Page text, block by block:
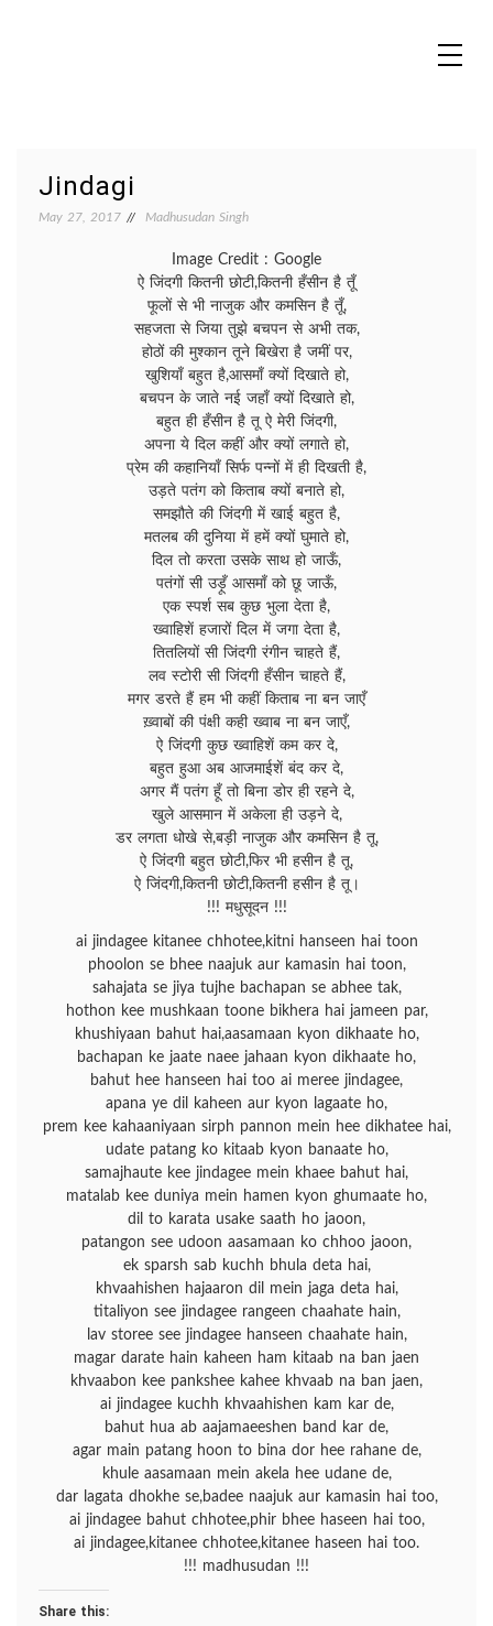
Jindagi
May 27, 2017 Madhusudan Singh
Image Credit : Google
ऐ जिंदगी कितनी छोटी,कितनी हँसीन है तूँ
फूलों से भी नाजुक और कमसिन है तूँ,
सहजता से जिया तुझे बचपन से अभी तक,
होठों की मुश्कान तूने बिखेरा है जमीं पर,
खुशियाँ बहुत है,आसमाँ क्यों दिखाते हो,
बचपन के जाते नई जहाँ क्यों दिखाते हो,
बहुत ही हँसीन है तू ऐ मेरी जिंदगी,
अपना ये दिल कहीं और क्यों लगाते हो,
प्रेम की कहानियाँ सिर्फ पन्नों में ही दिखती है,
उड़ते पतंग को किताब क्यों बनाते हो,
समझौते की जिंदगी में खाई बहुत है,
मतलब की दुनिया में हमें क्यों घुमाते हो,
दिल तो करता उसके साथ हो जाऊँ,
पतंगों सी उड़ूँ आसमाँ को छू जाऊँ,
एक स्पर्श सब कुछ भुला देता है,
ख्वाहिशें हजारों दिल में जगा देता है,
तितलियों सी जिंदगी रंगीन चाहते हैं,
लव स्टोरी सी जिंदगी हँसीन चाहते हैं,
मगर डरते हैं हम भी कहीं किताब ना बन जाएँ
ख़्वाबों की पंक्षी कही ख्वाब ना बन जाएँ,
ऐ जिंदगी कुछ ख्वाहिशें कम कर दे,
बहुत हुआ अब आजमाईशें बंद कर दे,
अगर मैं पतंग हूँ तो बिना डोर ही रहने दे,
खुले आसमान में अकेला ही उड़ने दे,
डर लगता धोखे से,बड़ी नाजुक और कमसिन है तू,
ऐ जिंदगी बहुत छोटी,फिर भी हसीन है तू,
ऐ जिंदगी,कितनी छोटी,कितनी हसीन है तू।
!!! मधुसूदन !!!
ai jindagee kitanee chhotee,kitni hanseen hai toon
phoolon se bhee naajuk aur kamasin hai toon,
sahajata se jiya tujhe bachapan se abhee tak,
hothon kee mushkaan toone bikhera hai jameen par,
khushiyaan bahut hai,aasamaan kyon dikhaate ho,
bachapan ke jaate naee jahaan kyon dikhaate ho,
bahut hee hanseen hai too ai meree jindagee,
apana ye dil kaheen aur kyon lagaate ho,
prem kee kahaaniyaan sirph pannon mein hee dikhatee hai,
udate patang ko kitaab kyon banaate ho,
samajhaute kee jindagee mein khaee bahut hai,
matalab kee duniya mein hamen kyon ghumaate ho,
dil to karata usake saath ho jaoon,
patangon see udoon aasamaan ko chhoo jaoon,
ek sparsh sab kuchh bhula deta hai,
khvaahishen hajaaron dil mein jaga deta hai,
titaliyon see jindagee rangeen chaahate hain,
lav storee see jindagee hanseen chaahate hain,
magar darate hain kaheen ham kitaab na ban jaen
khvaabon kee pankshee kahee khvaab na ban jaen,
ai jindagee kuchh khvaahishen kam kar de,
bahut hua ab aajamaeeshen band kar de,
agar main patang hoon to bina dor hee rahane de,
khule aasamaan mein akela hee udane de,
dar lagata dhokhe se,badee naajuk aur kamasin hai too,
ai jindagee bahut chhotee,phir bhee haseen hai too,
ai jindagee,kitanee chhotee,kitanee haseen hai too.
!!! madhusudan !!!
Share this: